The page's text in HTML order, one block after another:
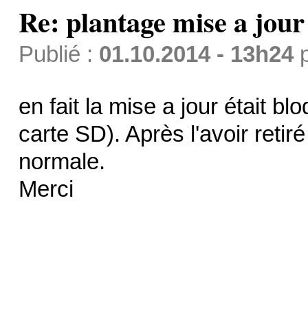
Re: plantage mise a
Publié : 01.10.2014 - 13h24
en fait la mise a jour était
carte SD). Après l'avoir
normale.
Merci